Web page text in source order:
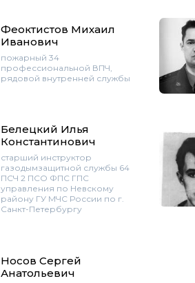
Феоктистов Михаил
Иванович
пожарный 34
профессиональной ВПЧ,
рядовой внутренней службы
Белецкий Илья
Константинович
старший инструктор
газодымзащитной службы 64
ПСЧ 2 ПСО ФПС ГПС
управления по Невскому
району ГУ МЧС России по г.
Санкт-Петербургу
Носов Сергей
Анатольевич